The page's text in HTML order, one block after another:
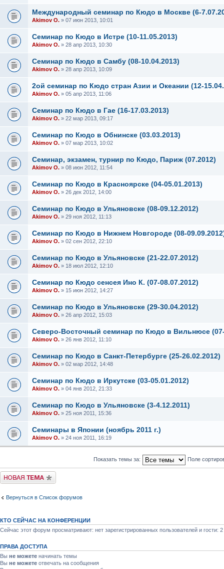
Международный семинар по Кюдо в Москве (6-
Akimov O. » 07 июн 2013, 10:01
Семинар по Кюдо в Истре (10-11.05.2013)
Akimov O. » 28 апр 2013, 10:30
Семинар по Кюдо в Самбу (08-10.04.2013)
Akimov O. » 28 апр 2013, 10:09
2ой семинар по Кюдо стран Азии и Океании (12-
Akimov O. » 05 апр 2013, 11:06
Семинар по Кюдо в Гае (16-17.03.2013)
Akimov O. » 22 мар 2013, 09:17
Семинар по Кюдо в Обнинске (03.03.2013)
Akimov O. » 07 мар 2013, 10:02
Семинар, экзамен, турнир по Кюдо, Париж (07.2012)
Akimov O. » 08 июн 2012, 11:54
Семинар по Кюдо в Красноярске (04-05.01.2013)
Akimov O. » 26 дек 2012, 14:00
Семинар по Кюдо в Ульяновске (08-09.12.2012)
Akimov O. » 29 ноя 2012, 11:13
Семинар по Кюдо в Нижнем Новгороде (08-
Akimov O. » 02 сен 2012, 22:10
Семинар по Кюдо в Ульяновске (21-22.07.2012)
Akimov O. » 18 июл 2012, 12:10
Семинар по Кюдо сенсея Ино К. (07-08.07.2012)
Akimov O. » 15 июн 2012, 14:27
Семинар по Кюдо в Ульяновске (29-30.04.2012)
Akimov O. » 26 апр 2012, 15:03
Северо-Восточный семинар по Кюдо в Вильнюсе
Akimov O. » 26 янв 2012, 11:10
Семинар по Кюдо в Санкт-Петербурге (25-26.02.2012)
Akimov O. » 02 мар 2012, 14:48
Семинар по Кюдо в Иркутске (03-05.01.2012)
Akimov O. » 04 янв 2012, 21:33
Семинар по Кюдо в Ульяновске (3-4.12.2011)
Akimov O. » 25 ноя 2011, 15:36
Семинары в Японии (ноябрь 2011 г.)
Akimov O. » 24 ноя 2011, 16:19
Показать темы за: Поле
Новая тема
Вернуться в Список форумов
КТО СЕЙЧАС НА КОНФЕРЕНЦИИ
Сейчас этот форум просматривают: нет зарегистрированных пользователей и гости: 2
ПРАВА ДОСТУПА
Вы не можете начинать темы
Вы не можете отвечать на сообщения